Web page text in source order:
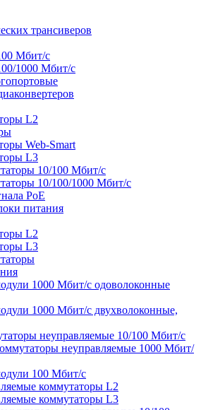
трансиверов
Мбит/с
1000 Мбит/c
L2
Web-Smart
L3
10/100 Мбит/с
10/100/1000 Мбит/с
PoE
питания
L2
L3
1000 Мбит/c одоволоконные
1000 Мбит/c двухволоконные,
неуправляемые 10/100 Мбит/с
неуправляемые 1000 Мбит/
100 Мбит/c
коммутаторы L2
коммутаторы L3